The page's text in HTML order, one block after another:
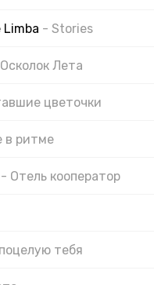
Limba - Stories
Лета
цветочки
в ритме
- Отель кооператор
тебя